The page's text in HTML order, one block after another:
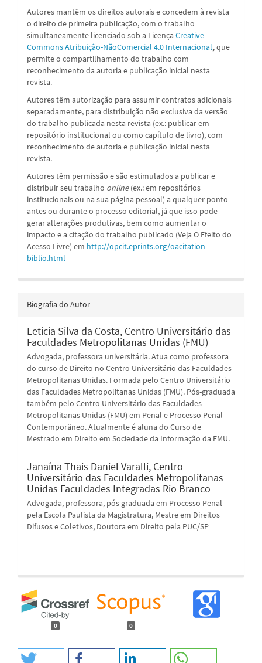
Autores mantêm os direitos autorais e concedem à revista
o direito de primeira publicação, com o trabalho
simultaneamente licenciado sob a Licença Creative
Commons Atribuição-NãoComercial 4.0 Internacional,que
permite o compartilhamento do trabalho com
reconhecimento da autoria e publicação inicial nesta
revista.
Autores têm autorização para assumir contratos adicionais
separadamente, para distribuição não exclusiva da versão
do trabalho publicada nesta revista (ex.: publicar em
repositório institucional ou como capítulo de livro), com
reconhecimento de autoria e publicação inicial nesta
revista.
Autores têm permissão e são estimulados a publicar e
distribuir seu trabalho online(ex.: em repositórios
institucionais ou na sua página pessoal) a qualquer ponto
antes ou durante o processo editorial, já que isso pode
gerar alterações produtivas, bem como aumentar o
impacto e a citação do trabalho publicado (Veja O Efeito do
Acesso Livre) em http://opcit.eprints.org/oacitation-
biblio.html
Biografia do Autor
Leticia Silva da Costa, Centro Universitário das
Faculdades Metropolitanas Unidas (FMU)
Advogada, professora universitária. Atua como professora
do curso de Direito no Centro Universitário das Faculdades
Metropolitanas Unidas. Formada pelo Centro Universitário
das Faculdades Metropolitanas Unidas (FMU). Pós-graduada
também pelo Centro Universitário das Faculdades
Metropolitanas Unidas (FMU) em Penal e Processo Penal
Contemporâneo. Atualmente é aluna do Curso de
Mestrado em Direito em Sociedade da Informação da FMU.
Janaína Thais Daniel Varalli, Centro
Universitário das Faculdades Metropolitanas
Unidas Faculdades Integradas Rio Branco
Advogada, professora, pós graduada em Processo Penal
pela Escola Paulista da Magistratura, Mestre em Direitos
Difusos e Coletivos, Doutora em Direito pela PUC/SP
0 0